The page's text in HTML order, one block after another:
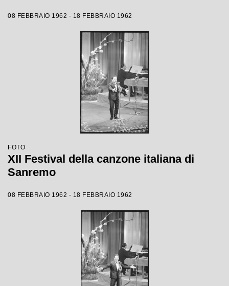
08 FEBBRAIO 1962 - 18 FEBBRAIO 1962
FOTO
XII Festival della canzone italiana di
Sanremo
08 FEBBRAIO 1962 - 18 FEBBRAIO 1962